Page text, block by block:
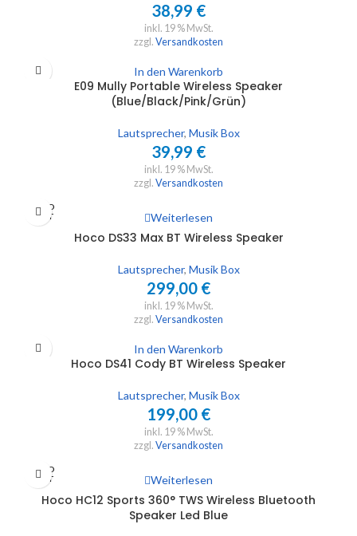
38,99 €
inkl. 19 % MwSt.
zzgl. Versandkosten
In den Warenkorb
E09 Mully Portable Wireless Speaker
(Blue/Black/Pink/Grün)
Lautsprecher, Musik Box
39,99 €
inkl. 19 % MwSt.
zzgl. Versandkosten
SOLD
OUT
Weiterlesen
Hoco DS33 Max BT Wireless Speaker
Lautsprecher, Musik Box
299,00 €
inkl. 19 % MwSt.
zzgl. Versandkosten
In den Warenkorb
Hoco DS41 Cody BT Wireless Speaker
Lautsprecher, Musik Box
199,00 €
inkl. 19 % MwSt.
zzgl. Versandkosten
SOLD
OUT
Weiterlesen
Hoco HC12 Sports 360° TWS Wireless Bluetooth
Speaker Led Blue